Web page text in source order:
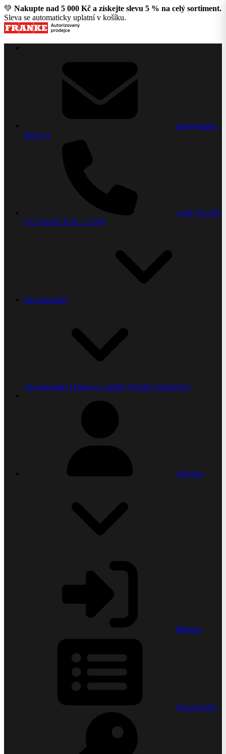
💚 Nakupte nad 5 000 Kč a získejte slevu 5 % na celý sortiment.
Sleva se automaticky uplatní v košíku.
info@franke-
drezy.cz
+420 734 592
672 (Po-Pá: 8:30 - 17:00)
Jak nakoupit?
Jak nakoupit? Doprava a platba Poradna Společnost
Váš účet
Přihlásit
Vytvořit účet